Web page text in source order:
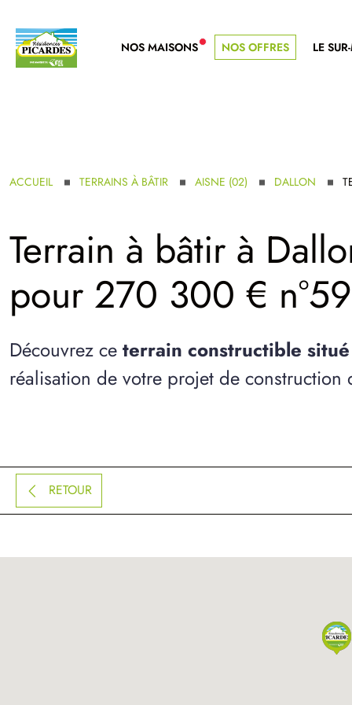
NOS MAISONS NOUVELLE GAMME
NOS OFFRES LE
ACCUEIL TERRAINS À BÂTIR AISNE (02) DALLON
Terrain à bâtir à
pour 270 300 €
Découvrez ce terrain constructible
réalisation de votre projet de construction
RETOUR